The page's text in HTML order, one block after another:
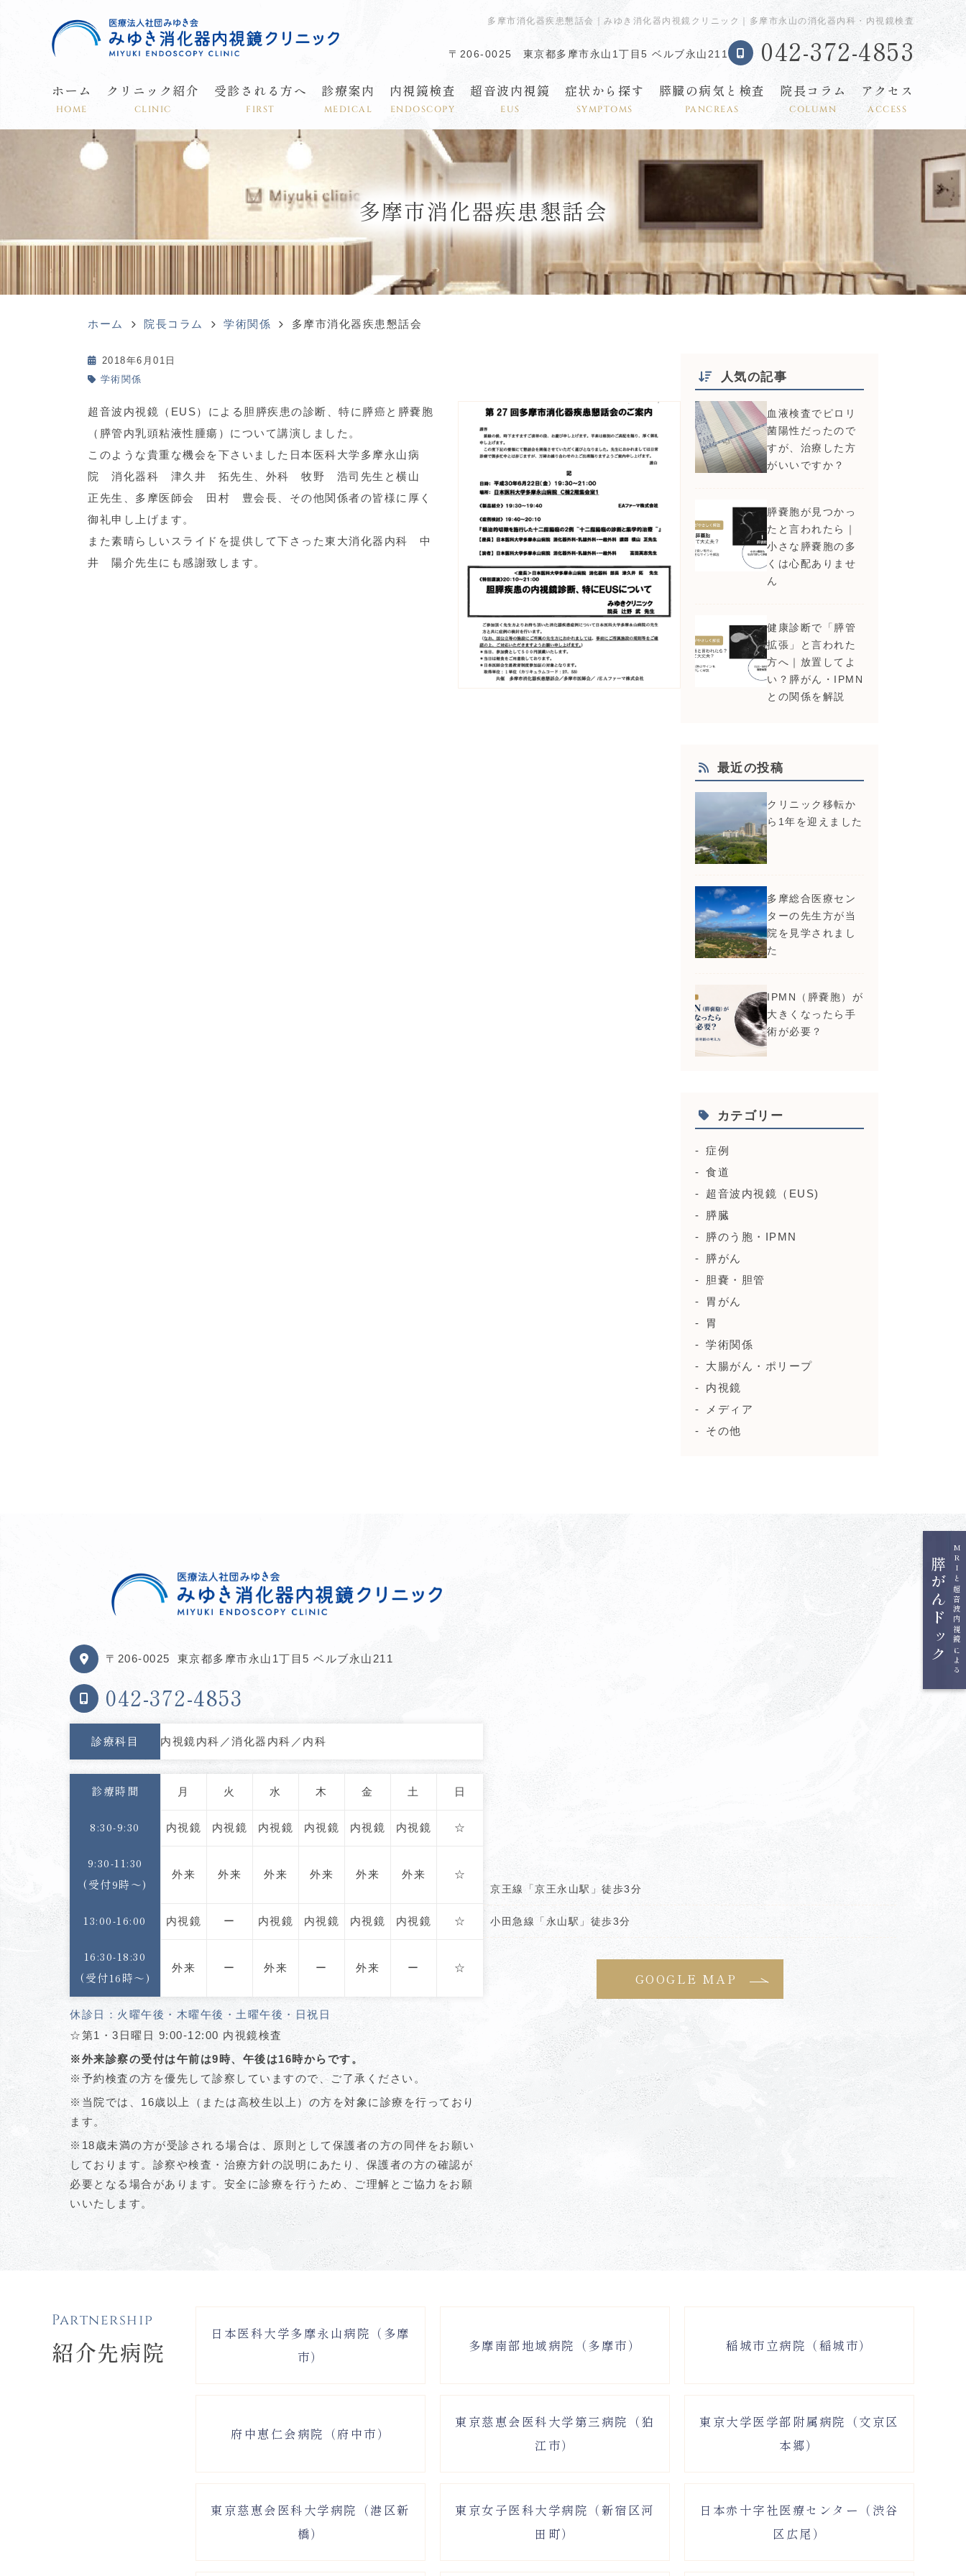
多摩市消化器疾患懇話会｜みゆき消化器内視鏡クリニック｜多摩市永山の消化器内科・内視鏡検査
〒206-0025 東京都多摩市永山1丁目5 ベルブ永山211 042-372-4853
ホーム
HOME
クリニック紹介
CLINIC
受診される方へ
FIRST
診療案内
MEDICAL
内視鏡検査
ENDOSCOPY
超音波内視鏡
EUS
症状から探す
SYMPTOMS
膵臓の病気と検査
PANCREAS
院長コラム
COLUMN
アクセス
ACCESS
MRIと超音波内視鏡による
膵がんドック
多摩市消化器疾患懇話会
ホーム 院長コラム 学術関係 多摩市消化器疾患懇話会
2018年6月01日
学術関係
超音波内視鏡（EUS）による胆膵疾患の診断、特に膵癌と膵嚢胞
（膵管内乳頭粘液性腫瘍）について講演しました。
このような貴重な機会を下さいました日本医科大学多摩永山病
院 消化器科 津久井 拓先生、外科 牧野 浩司先生と横山
正先生、多摩医師会 田村 豊会長、その他関係者の皆様に厚く
御礼申し上げます。
また素晴らしいスライドを提供して下さった東大消化器内科 中
井 陽介先生にも感謝致します。
人気の記事
血液検査でピロリ
菌陽性だったので
すが、治療した方
がいいですか？
膵嚢胞が見つかっ
たと言われたら｜
小さな膵嚢胞の多
くは心配ありませ
ん
健康診断で「膵管
拡張」と言われた
方へ｜放置してよ
い？膵がん・IPMN
との関係を解説
最近の投稿
クリニック移転か
ら1年を迎えました
多摩総合医療セン
ターの先生方が当
院を見学されまし
た
IPMN（膵嚢胞）が
大きくなったら手
術が必要？
カテゴリー
症例
食道
超音波内視鏡（EUS)
膵臓
膵のう胞・IPMN
膵がん
胆嚢・胆管
胃がん
胃
学術関係
大腸がん・ポリープ
内視鏡
メディア
その他
〒206-0025 東京都多摩市永山1丁目5 ベルブ永山211
042-372-4853
診療科目 内視鏡内科／消化器内科／内科
診療時間 月 火 水 木 金 土 日
8:30-9:30 内視鏡 内視鏡 内視鏡 内視鏡 内視鏡 内視鏡 ☆
9:30-11:30
(受付9時〜)
外来 外来 外来 外来 外来 外来 ☆
13:00-16:00 内視鏡 ー 内視鏡 内視鏡 内視鏡 内視鏡 ☆
16:30-18:30
(受付16時〜)
外来 ー 外来 ー 外来 ー ☆
休診日：火曜午後・木曜午後・土曜午後・日祝日
☆第1・3日曜日 9:00-12:00 内視鏡検査
※外来診察の受付は午前は9時、午後は16時からです。
※予約検査の方を優先して診察していますので、ご了承ください。
※当院では、16歳以上（または高校生以上）の方を対象に診療を行っており
ます。
※18歳未満の方が受診される場合は、原則として保護者の方の同伴をお願い
しております。診察や検査・治療方針の説明にあたり、保護者の方の確認が
必要となる場合があります。安全に診療を行うため、ご理解とご協力をお願
いいたします。
京王線「京王永山駅」徒歩3分
小田急線「永山駅」徒歩3分
GOOGLE MAP
Partnership
紹介先病院
日本医科大学多摩永山病院（多摩
市）
多摩南部地域病院（多摩市） 稲城市立病院（稲城市）
府中恵仁会病院（府中市）
東京慈恵会医科大学第三病院（狛
江市）
東京大学医学部附属病院（文京区
本郷）
東京慈恵会医科大学病院（港区新
橋）
東京女子医科大学病院（新宿区河
田町）
日本赤十字社医療センター（渋谷
区広尾）